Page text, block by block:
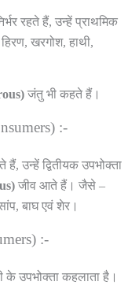
रहते हैं, उन्हें प्राथमिक
खरगोश, हाथी,
जंतु भी कहते हैं।
:-
हैं, उन्हें द्वितीयक उपभोक्ता
जीव आते हैं। जैसे –
बाघ एवं शेर।
:-
उपभोक्ता कहलाता है।